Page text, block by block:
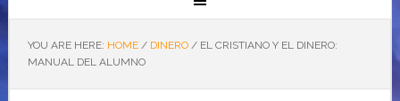
YOU ARE HERE: HOME / DINERO /EL CRISTIANO Y EL DINERO:
MANUAL DEL ALUMNO